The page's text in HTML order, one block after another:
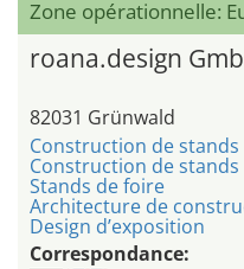
Zone opérationnelle:
roana.design
82031 Grünwald
Construction de stands
Construction de
Stands de foire
Architecture de
Design d’exposition
Correspondance: